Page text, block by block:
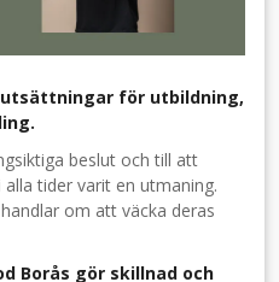
för utbildning,
beslut och till att
tider varit en utmaning.
om att väcka deras
Borås gör skillnad och